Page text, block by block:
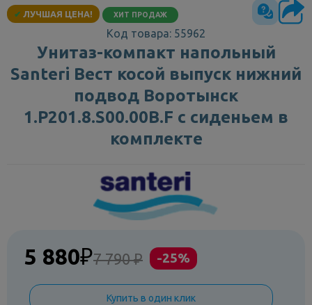
✔ ЛУЧШАЯ ЦЕНА! ХИТ ПРОДАЖ
Код товара: 55962
Унитаз-компакт напольный
Santeri Вест косой выпуск нижний
подвод Воротынск
1.P201.8.S00.00B.F с сиденьем в
комплекте
5 880₽7 790 ₽ -25%
Купить в один клик